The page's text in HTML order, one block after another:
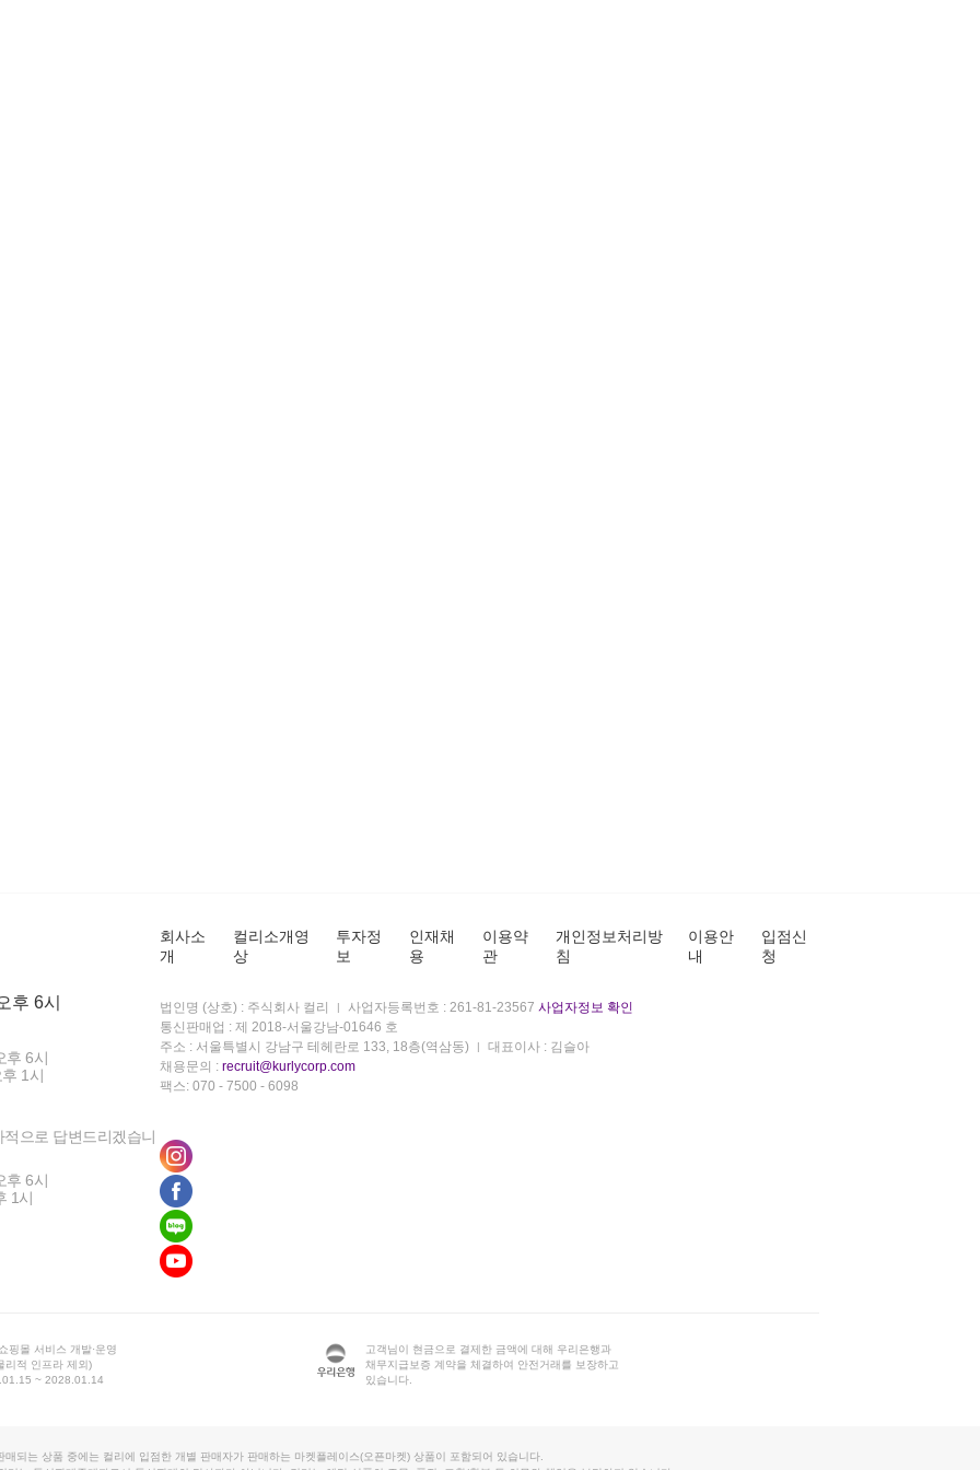
후 6시
후 6시
1시
으로 답변드리겠습니
후 6시
1시
회사소
개
컬리소개영
상
투자정
보
인재채
용
이용약
관
개인정보처리방
침
이용안
내
입점신
청
법인명 (상호) : 주식회사 컬리 사업자등록번호 : 261-81-23567 사업자정보 확인
통신판매업 : 제 2018-서울강남-01646 호
주소 : 서울특별시 강남구 테헤란로 133, 18층(역삼동)
대표이사 : 김슬아
채용문의 : recruit@kurlycorp.com
팩스: 070 - 7500 - 6098
핑몰 서비스 개발·운영
리적 인프라 제외)
~ 2028.01.14
고객님이 현금으로 결제한 금액에 대해 우리은행과
채무지급보증 계약을 체결하여 안전거래를 보장하고
있습니다.
매되는 상품 중에는 컬리에 입점한 개별 판매자가 판매하는 마켓플레이스(오픈마켓) 상품이 포함되어 있습니다.